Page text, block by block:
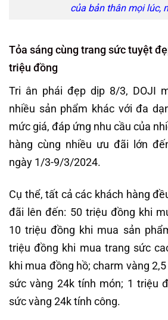
của bản thân mọi lúc,
Tỏa sáng cùng trang sức tuyệt
triệu đồng
Tri ân phái đẹp dịp 8/3, DOJI
nhiều sản phẩm khác với đa
mức giá, đáp ứng nhu cầu của
hàng cùng nhiều ưu đãi lớn
ngày 1/3-9/3/2024.
Cụ thể, tất cả các khách hàng
đãi lên đến: 50 triệu đồng khi
10 triệu đồng khi mua sản
triệu đồng khi mua trang sức
khi mua đồng hồ; charm vàng
sức vàng 24k tính món; 1 triệu
sức vàng 24k tính công.